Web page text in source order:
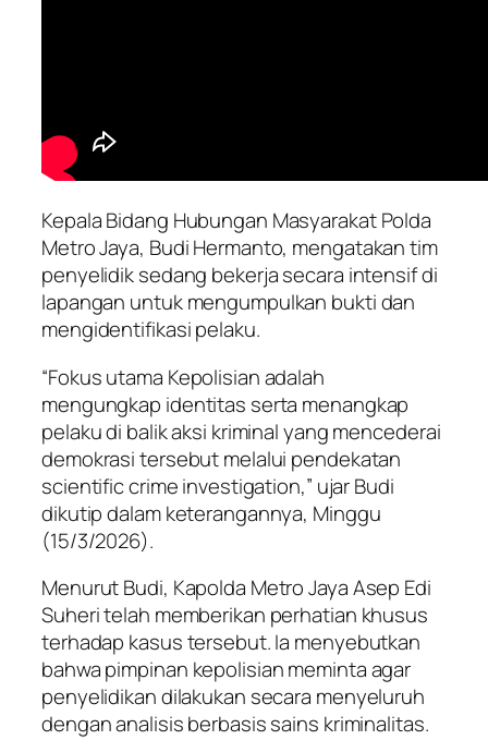
Kepala Bidang Hubungan Masyarakat Polda
Metro Jaya, Budi Hermanto, mengatakan tim
penyelidik sedang bekerja secara intensif di
lapangan untuk mengumpulkan bukti dan
mengidentifikasi pelaku.
“Fokus utama Kepolisian adalah
mengungkap identitas serta menangkap
pelaku di balik aksi kriminal yang mencederai
demokrasi tersebut melalui pendekatan
scientific crime investigation,” ujar Budi
dikutip dalam keterangannya, Minggu
(15/3/2026).
Menurut Budi, Kapolda Metro Jaya Asep Edi
Suheri telah memberikan perhatian khusus
terhadap kasus tersebut. Ia menyebutkan
bahwa pimpinan kepolisian meminta agar
penyelidikan dilakukan secara menyeluruh
dengan analisis berbasis sains kriminalitas.